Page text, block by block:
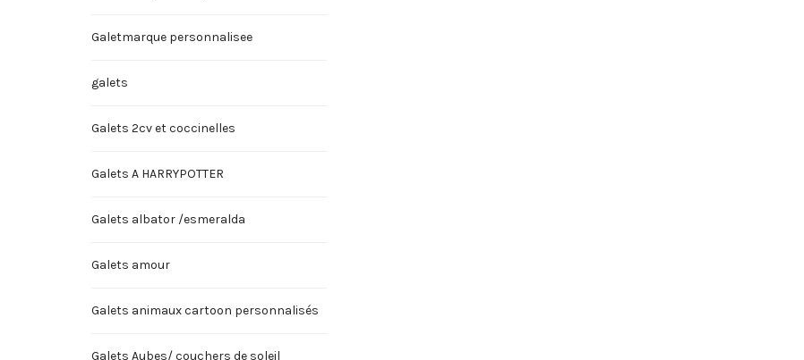
Galetmarque personnalisee
galets
Galets 2cv et coccinelles
Galets A HARRYPOTTER
Galets albator /esmeralda
Galets amour
Galets animaux cartoon personnalisés
Galets Aubes/ couchers de soleil